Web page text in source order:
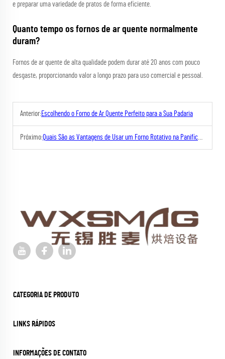
e preparar uma variedade de pratos de forma eficiente.
Quanto tempo os fornos de ar quente normalmente
duram?
Fornos de ar quente de alta qualidade podem durar até 20 anos com pouco
desgaste, proporcionando valor a longo prazo para uso comercial e pessoal.
Anterior:Escolhendo o Forno de Ar Quente Perfeito para a Sua Padaria
Próximo:Quais São as Vantagens de Usar um Forno Rotativo na Panificação?
CATEGORIA DE PRODUTO
LINKS RÁPIDOS
INFORMAÇÕES DE CONTATO